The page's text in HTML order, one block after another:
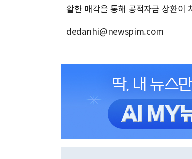
활한 매각을 통해 공적자금 상환이
dedanhi@newspim.com